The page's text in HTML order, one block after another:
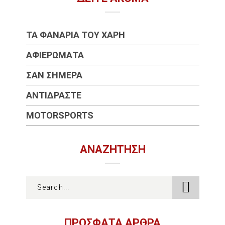
ΤΑ ΦΑΝΆΡΙΑ ΤΟΥ ΧΆΡΗ
ΑΦΙΕΡΏΜΑΤΑ
ΣΑΝ ΣΉΜΕΡΑ
ΑΝΤΙΔΡΆΣΤΕ
MOTORSPORTS
ΑΝΑΖΉΤΗΣΗ